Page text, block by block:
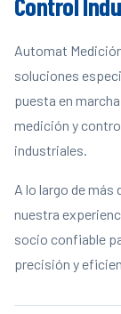
Automat
soluciones
puesta en
medición y
industriales.
A lo largo de
nuestra
socio confiable
precisión y